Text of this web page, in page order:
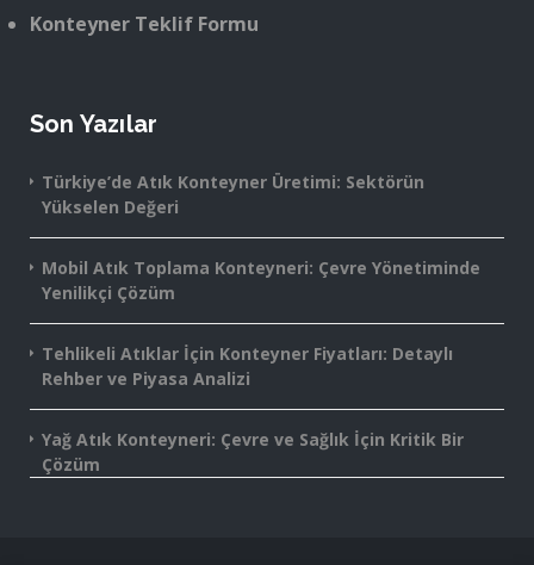
Konteyner Teklif Formu
Son Yazılar
Türkiye’de Atık Konteyner Üretimi: Sektörün
Yükselen Değeri
Mobil Atık Toplama Konteyneri: Çevre Yönetiminde
Yenilikçi Çözüm
Tehlikeli Atıklar İçin Konteyner Fiyatları: Detaylı
Rehber ve Piyasa Analizi
Yağ Atık Konteyneri: Çevre ve Sağlık İçin Kritik Bir
Çözüm